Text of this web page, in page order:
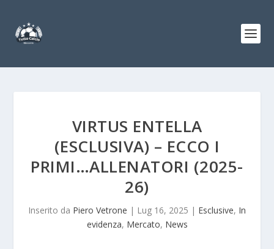
VIRTUS ENTELLA
(ESCLUSIVA) – ECCO I
PRIMI…ALLENATORI (2025-
26)
Inserito da Piero Vetrone | Lug 16, 2025 | Esclusive, In
evidenza, Mercato, News